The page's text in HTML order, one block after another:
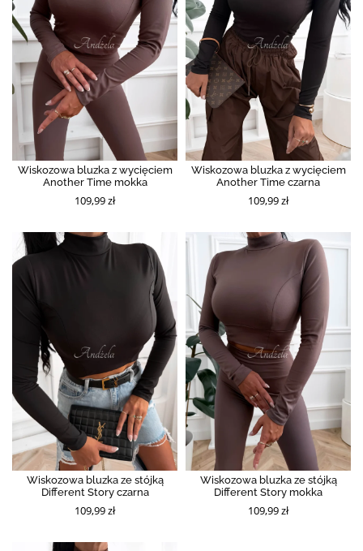
Wiskozowa bluzka z wycięciem
Another Time mokka
109,99 zł
Wiskozowa bluzka z wycięciem
Another Time czarna
109,99 zł
Wiskozowa bluzka ze stójką
Different Story czarna
109,99 zł
Wiskozowa bluzka ze stójką
Different Story mokka
109,99 zł